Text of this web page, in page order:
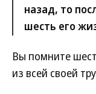
назад, то
шесть его
Вы помните
из всей своей